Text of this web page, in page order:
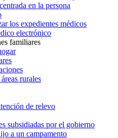
en la persona
los expedientes médicos
electrónico
familiares
rurales
de relevo
subsidiadas por el gobierno
a un campamento